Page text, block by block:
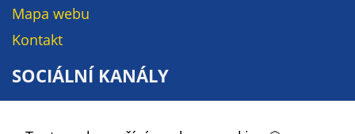
Mapa webu
Kontakt
SOCIÁLNÍ KANÁLY
zájmech, tak zvané